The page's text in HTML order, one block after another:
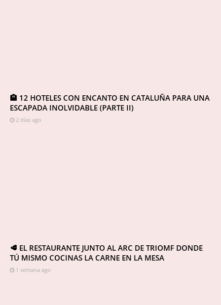
🏨 12 HOTELES CON ENCANTO EN CATALUÑA PARA UNA
ESCAPADA INOLVIDABLE (PARTE II)
2 días ago
🥩 EL RESTAURANTE JUNTO AL ARC DE TRIOMF DONDE
TÚ MISMO COCINAS LA CARNE EN LA MESA
1 semana ago